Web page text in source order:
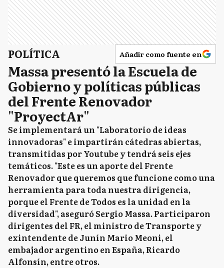
POLÍTICA Añadir como fuente en
Massa presentó la Escuela de
Gobierno y políticas públicas
del Frente Renovador
"ProyectAr"
Se implementará un "Laboratorio de ideas
innovadoras" e impartirán cátedras abiertas,
transmitidas por Youtube y tendrá seis ejes
temáticos. "Este es un aporte del Frente
Renovador que queremos que funcione como una
herramienta para toda nuestra dirigencia,
porque el Frente de Todos es la unidad en la
diversidad", aseguró Sergio Massa. Participaron
dirigentes del FR, el ministro de Transporte y
exintendente de Junín Mario Meoni, el
embajador argentino en España, Ricardo
Alfonsín, entre otros.